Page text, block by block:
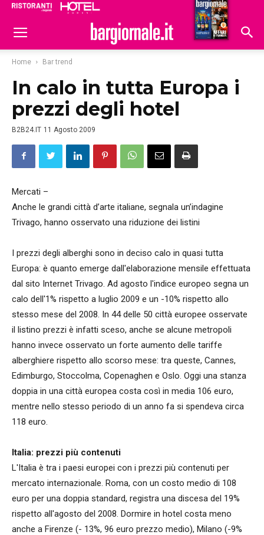
Hoteldomani
Home Bar trend
In calo in tutta Europa i
prezzi degli hotel
B2B24.IT 11 Agosto 2009
Mercati –
Anche le grandi città d’arte italiane, segnala un’indagine
Trivago, hanno osservato una riduzione dei listini
I prezzi degli alberghi sono in deciso calo in quasi tutta
Europa: è quanto emerge dall'elaborazione mensile effettuata
dal sito Internet Trivago. Ad agosto l'indice europeo segna un
calo dell'1% rispetto a luglio 2009 e un -10% rispetto allo
stesso mese del 2008. In 44 delle 50 città europee osservate
il listino prezzi è infatti sceso, anche se alcune metropoli
hanno invece osservato un forte aumento delle tariffe
alberghiere rispetto allo scorso mese: tra queste, Cannes,
Edimburgo, Stoccolma, Copenaghen e Oslo. Oggi una stanza
doppia in una città europea costa così in media 106 euro,
mentre nello stesso periodo di un anno fa si spendeva circa
118 euro.
Italia: prezzi più contenuti
L'Italia è tra i paesi europei con i prezzi più contenuti per
mercato internazionale. Roma, con un costo medio di 108
euro per una doppia standard, registra una discesa del 19%
rispetto all'agosto del 2008. Dormire in hotel costa meno
anche a Firenze (- 13%, 96 euro prezzo medio), Milano (-9%